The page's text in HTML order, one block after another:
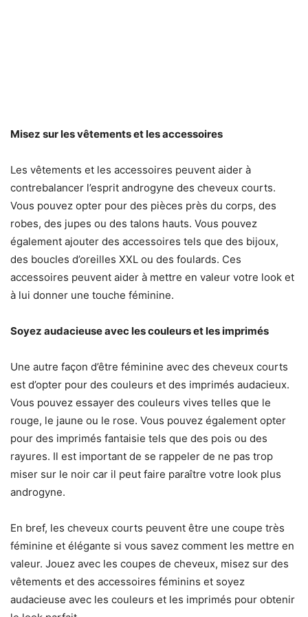
Misez sur les vêtements et les accessoires
Les vêtements et les accessoires peuvent aider à
contrebalancer l’esprit androgyne des cheveux courts.
Vous pouvez opter pour des pièces près du corps, des
robes, des jupes ou des talons hauts. Vous pouvez
également ajouter des accessoires tels que des bijoux,
des boucles d’oreilles XXL ou des foulards. Ces
accessoires peuvent aider à mettre en valeur votre look et
à lui donner une touche féminine.
Soyez audacieuse avec les couleurs et les imprimés
Une autre façon d’être féminine avec des cheveux courts
est d’opter pour des couleurs et des imprimés audacieux.
Vous pouvez essayer des couleurs vives telles que le
rouge, le jaune ou le rose. Vous pouvez également opter
pour des imprimés fantaisie tels que des pois ou des
rayures. Il est important de se rappeler de ne pas trop
miser sur le noir car il peut faire paraître votre look plus
androgyne.
En bref, les cheveux courts peuvent être une coupe très
féminine et élégante si vous savez comment les mettre en
valeur. Jouez avec les coupes de cheveux, misez sur des
vêtements et des accessoires féminins et soyez
audacieuse avec les couleurs et les imprimés pour obtenir